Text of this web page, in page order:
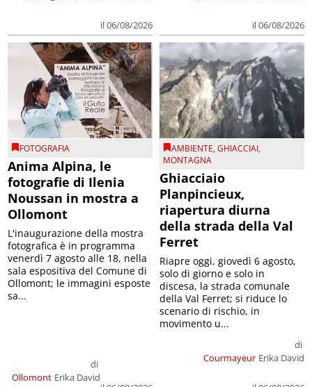
il 06/08/2026 il 06/08/2026
FOTOGRAFIA
Anima Alpina, le
fotografie di Ilenia
Noussan in mostra a
Ollomont
Ollomont
di
Erika David
L'inaugurazione della mostra
fotografica è in programma
venerdì 7 agosto alle 18, nella
sala espositiva del Comune di
Ollomont; le immagini esposte
sa...
AMBIENTE,GHIACCIAI,
MONTAGNA
Ghiacciaio
Planpincieux,
riapertura diurna
della strada della Val
Ferret
Courmayeur
di
Erika David
Riapre oggi, giovedì 6 agosto,
solo di giorno e solo in
discesa, la strada comunale
della Val Ferret; si riduce lo
scenario di rischio, in
movimento u...